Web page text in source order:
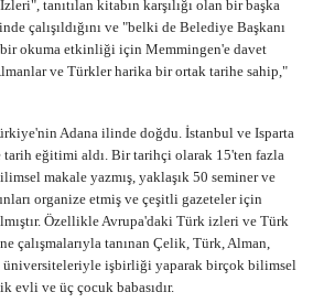
tanıtılan kitabın karşılığı olan bir başka
çalışıldığını ve "belki de Belediye Başkanı
okuma etkinliği için Memmingen'e davet
ve Türkler harika bir ortak tarihe sahip,"
Adana ilinde doğdu. İstanbul ve Isparta
eğitimi aldı. Bir tarihçi olarak 15'ten fazla
makale yazmış, yaklaşık 50 seminer ve
organize etmiş ve çeşitli gazeteler için
Özellikle Avrupa'daki Türk izleri ve Türk
çalışmalarıyla tanınan Çelik, Türk, Alman,
üniversiteleriyle işbirliği yaparak birçok bilimsel
evli ve üç çocuk babasıdır.